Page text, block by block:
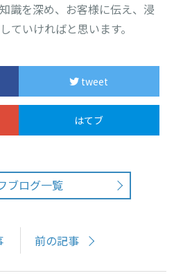
識を深め、お客様に伝え、浸
ていければと思います。
tweet
はてブ
ブログ一覧
前の記事